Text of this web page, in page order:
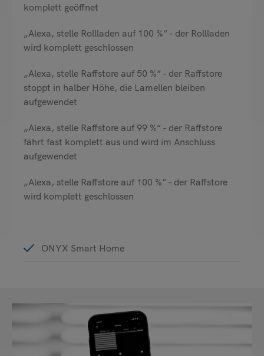
komplett geöffnet
„Alexa, stelle Rollladen auf 100 %“ - der Rollladen
wird komplett geschlossen
„Alexa, stelle Raffstore auf 50 %“ - der Raffstore
stoppt in halber Höhe, die Lamellen bleiben
aufgewendet
„Alexa, stelle Raffstore auf 99 %“ - der Raffstore
fährt fast komplett aus und wird im Anschluss
aufgewendet
„Alexa, stelle Raffstore auf 100 %“ - der Raffstore
wird komplett geschlossen
ONYX Smart Home